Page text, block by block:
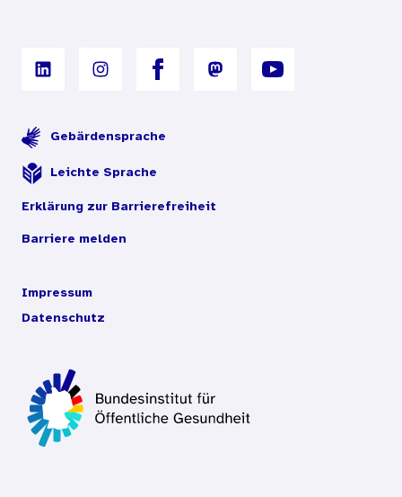
Gebärdensprache
Leichte Sprache
Erklärung zur Barrierefreiheit
Barriere melden
Impressum
Datenschutz